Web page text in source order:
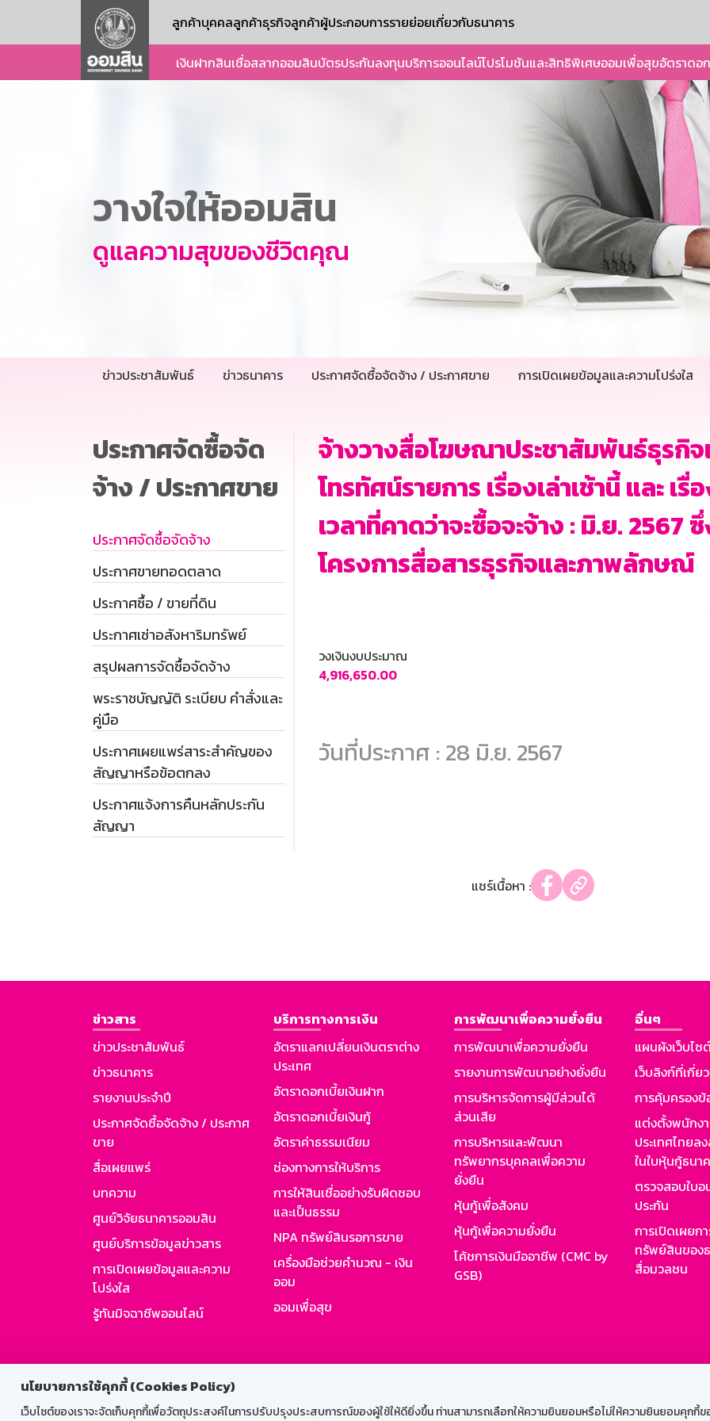
นโยบายการใช้คุกกี้ (Cookies Policy)
เว็บไซต์ของเราจะจัดเก็บคุกกี้เพื่อวัตถุประสงค์ในการปรับปรุงประสบการณ์ของผู้ใช้ให้ดียิ่งขึ้น ท่านสามารถเลือกให้ความยินยอมหรือไม่ให้ความยินยอมคุกกี้ข
ลูกค้าบุคคลลูกค้าธุรกิจลูกค้าผู้ประกอบการรายย่อยเกี่ยวกับธนาคาร
เงินฝากสินเชื่อสลากออมสินบัตรประกันลงทุนบริการออนไลน์โปรโมชันและสิทธิพิเศษออมเพื่อสุขอัตราดอ
วางใจให้ออมสิน
ดูแลความสุขของชีวิตคุณ
ข่าวประชาสัมพันธ์ ข่าวธนาคาร ประกาศจัดซื้อจัดจ้าง / ประกาศขาย การเปิดเผยข้อมูลและความโปร่งใส
ประกาศจัดซื้อจัด
จ้าง / ประกาศขาย
ประกาศจัดซื้อจัดจ้าง
ประกาศขายทอดตลาด
ประกาศซื้อ / ขายที่ดิน
ประกาศเช่าอสังหาริมทรัพย์
สรุปผลการจัดซื้อจัดจ้าง
พระราชบัญญัติ ระเบียบ คำสั่งและ
คู่มือ
ประกาศเผยแพร่สาระสำคัญของ
สัญญาหรือข้อตกลง
ประกาศแจ้งการคืนหลักประกัน
สัญญา
จ้างวางสื่อโฆษณาประชาสัมพันธ์ธุรกิ
โทรทัศน์รายการ เรื่องเล่าเช้านี้ และ เรื่
เวลาที่คาดว่าจะซื้อจะจ้าง : มิ.ย. 2567
โครงการสื่อสารธุรกิจและภาพลักษณ์
วงเงินงบประมาณ
4,916,650.00
วันที่ประกาศ : 28 มิ.ย. 2567
แชร์เนื้อหา :
ข่าวสาร
ข่าวประชาสัมพันธ์
ข่าวธนาคาร
รายงานประจำปี
ประกาศจัดซื้อจัดจ้าง / ประกาศ
ขาย
สื่อเผยแพร่
บทความ
ศูนย์วิจัยธนาคารออมสิน
ศูนย์บริการข้อมูลข่าวสาร
การเปิดเผยข้อมูลและความ
โปร่งใส
รู้ทันมิจฉาชีพออนไลน์
บริการทางการเงิน
อัตราแลกเปลี่ยนเงินตราต่าง
ประเทศ
อัตราดอกเบี้ยเงินฝาก
อัตราดอกเบี้ยเงินกู้
อัตราค่าธรรมเนียม
ช่องทางการให้บริการ
การให้สินเชื่ออย่างรับผิดชอบ
และเป็นธรรม
NPA ทรัพย์สินรอการขาย
เครื่องมือช่วยคำนวณ - เงิน
ออม
ออมเพื่อสุข
การพัฒนาเพื่อความยั่งยืน
การพัฒนาเพื่อความยั่งยืน
รายงานการพัฒนาอย่างยั่งยืน
การบริหารจัดการผู้มีส่วนได้
ส่วนเสีย
การบริหารและพัฒนา
ทรัพยากรบุคคลเพื่อความ
ยั่งยืน
หุ้นกู้เพื่อสังคม
หุ้นกู้เพื่อความยั่งยืน
โค้ชการเงินมืออาชีพ (CMC by
GSB)
อื่นๆ
แผนผังเว็บไซ
เว็บลิงก์ที่เกี่ย
การคุ้มครอง
แต่งตั้งพนักง
ประเทศไทยล
ในใบหุ้นกู้ธนา
ตรวจสอบใบ
ประกัน
การเปิดเผยก
ทรัพย์สินของ
สื่อมวลชน